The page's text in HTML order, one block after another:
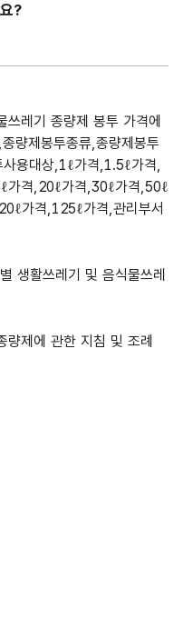
?
쓰레기 종량제 봉투 가격에
량제봉투종류,종량제봉투
용대상,1ℓ가격,1.5ℓ가격,
가격,20ℓ가격,30ℓ가격,50ℓ
가격,125ℓ가격,관리부서
생활쓰레기 및 음식물쓰레
량제에 관한 지침 및 조례